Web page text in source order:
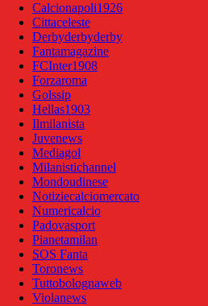
Calcionapoli1926
Cittaceleste
Derbyderbyderby
Fantamagazine
FCInter1908
Forzaroma
Golssip
Hellas1903
Ilmilanista
Juvenews
Mediagol
Milanistichannel
Mondoudinese
Notiziecalciomercato
Numericalcio
Padovasport
Pianetamilan
SOS Fanta
Toronews
Tuttobolognaweb
Violanews